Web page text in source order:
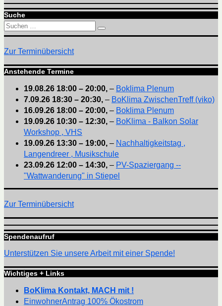
Suche
Suchen
nach:
Suchen
Zur Terminübersicht
Anstehende Termine
19.08.26 18:00 – 20:00, – Boklima Plenum
7.09.26 18:30 – 20:30, – BoKlima ZwischenTreff (viko)
16.09.26 18:00 – 20:00, – Boklima Plenum
19.09.26 10:30 – 12:30, – BoKlima - Balkon Solar
Workshop , VHS
19.09.26 13:30 – 19:00, – Nachhaltigkeitstag ,
Langendreer , Musikschule
23.09.26 12:00 – 14:30, – PV-Spaziergang --
"Wattwanderung" in Stiepel
Zur Terminübersicht
Spendenaufruf
Unterstützen Sie unsere Arbeit mit einer Spende!
Wichtiges + Links
BoKlima Kontakt, MACH mit !
EinwohnerAntrag 100% Ökostrom